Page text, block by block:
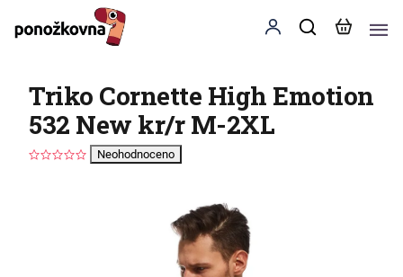
Triko Cornette High Emotion
532 New kr/r M-2XL
Neohodnoceno